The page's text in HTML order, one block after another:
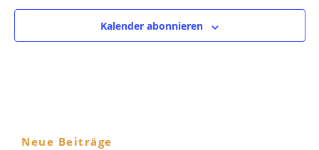
Kalender abonnieren
Neue Beiträge